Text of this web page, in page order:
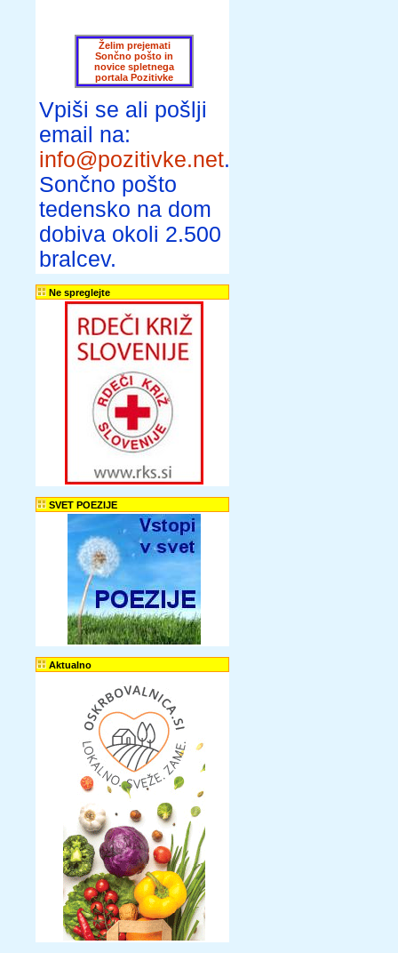
Želim prejemati
Sončno pošto in
novice spletnega
portala Pozitivke
Vpiši se ali pošlji
email na:
info@pozitivke.net.
Sončno pošto
tedensko na dom
dobiva okoli 2.500
bralcev.
Ne spreglejte
SVET POEZIJE
Aktualno